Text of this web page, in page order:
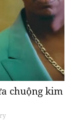
chuộng kim